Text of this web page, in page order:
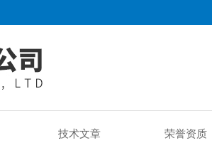
技术文章 荣誉资质